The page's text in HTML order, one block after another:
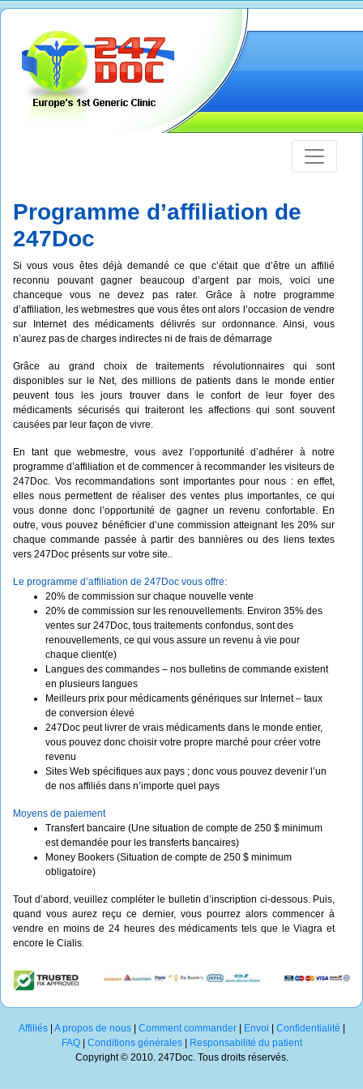
Programme d’affiliation de
247Doc
Si vous vous êtes déjà demandé ce que c’était que d’être un affilié
reconnu pouvant gagner beaucoup d’argent par mois, voici une
chanceque vous ne devez pas rater. Grâce à notre programme
d’affiliation, les webmestres que vous êtes ont alors l’occasion de vendre
sur Internet des médicaments délivrés sur ordonnance. Ainsi, vous
n’aurez pas de charges indirectes ni de frais de démarrage
Grâce au grand choix de traitements révolutionnaires qui sont
disponibles sur le Net, des millions de patients dans le monde entier
peuvent tous les jours trouver dans le confort de leur foyer des
médicaments sécurisés qui traiteront les affections qui sont souvent
causées par leur façon de vivre.
En tant que webmestre, vous avez l’opportunité d’adhérer à notre
programme d’affiliation et de commencer à recommander les visiteurs de
247Doc. Vos recommandations sont importantes pour nous : en effet,
elles nous permettent de réaliser des ventes plus importantes, ce qui
vous donne donc l’opportunité de gagner un revenu confortable. En
outre, vous pouvez bénéficier d’une commission atteignant les 20% sur
chaque commande passée à partir des bannières ou des liens textes
vers 247Doc présents sur votre site..
Le programme d’affiliation de 247Doc vous offre:
20% de commission sur chaque nouvelle vente
20% de commission sur les renouvellements. Environ 35% des
ventes sur 247Doc, tous traitements confondus, sont des
renouvellements, ce qui vous assure un revenu à vie pour
chaque client(e)
Langues des commandes – nos bulletins de commande existent
en plusieurs langues
Meilleurs prix pour médicaments génériques sur Internet – taux
de conversion élevé
247Doc peut livrer de vrais médicaments dans le monde entier,
vous pouvez donc choisir votre propre marché pour créer votre
revenu
Sites Web spécifiques aux pays ; donc vous pouvez devenir l’un
de nos affiliés dans n’importe quel pays
Moyens de paiement
Transfert bancaire (Une situation de compte de 250 $ minimum
est demandée pour les transferts bancaires)
Money Bookers (Situation de compte de 250 $ minimum
obligatoire)
Tout d’abord, veuillez compléter le bulletin d’inscription ci-dessous. Puis,
quand vous aurez reçu ce dernier, vous pourrez alors commencer à
vendre en moins de 24 heures des médicaments tels que le Viagra et
encore le Cialis.
Affiliés| A propos de nous| Comment commander| Envoi Confidentialité
FAQ| Conditions générales|
Responsabilité du patient
Copyright © 2010. 247Doc. Tous droits réservés.